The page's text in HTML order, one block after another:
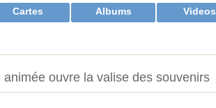
Cartes Albums Videos
ouvre la valise des souvenirs